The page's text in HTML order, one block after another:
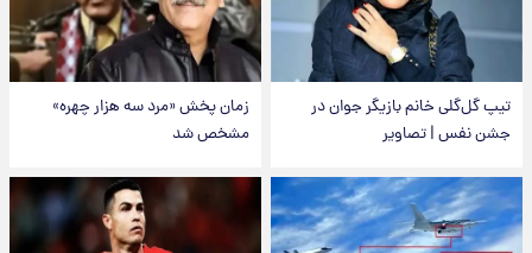
تیپ گل‌گلی خانم بازیگر جوان در
جشن نفس | تصاویر
زمان پخش «مرد سه هزار چهره»
مشخص شد